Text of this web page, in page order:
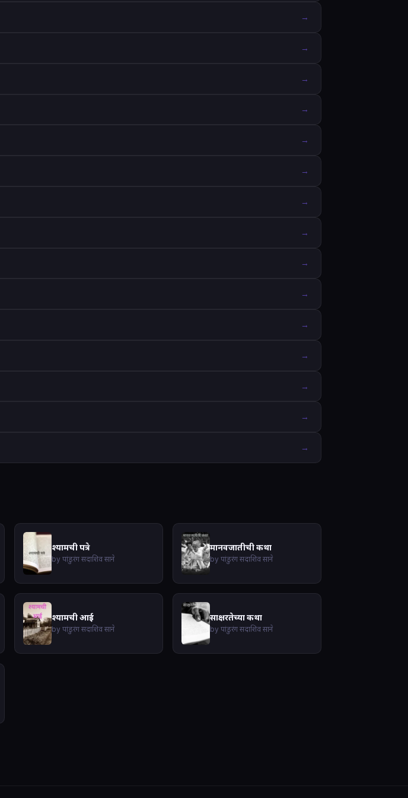
→
→
→
→
→
→
→
→
→
→
→
→
→
→
→
श्यामची पत्रे
by पांडुरंग सदाशिव साने
मानवजातीची कथा
by पांडुरंग सदाशिव साने
श्यामची आई
by पांडुरंग सदाशिव साने
साक्षरतेच्या कथा
by पांडुरंग सदाशिव साने